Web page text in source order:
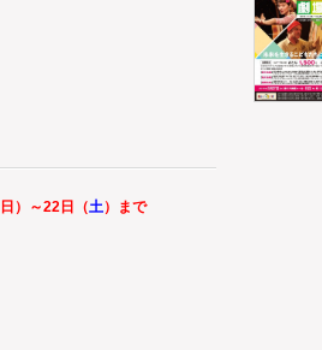
日 ）～22日（土）まで